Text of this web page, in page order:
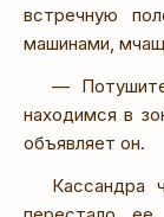
встречную
машинами,
—
находимся в
объявляет он.
Кассандра